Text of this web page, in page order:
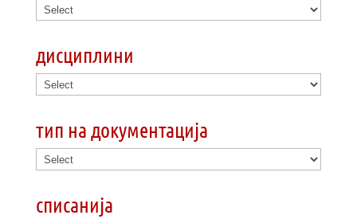
дисциплини
тип на документација
списанија